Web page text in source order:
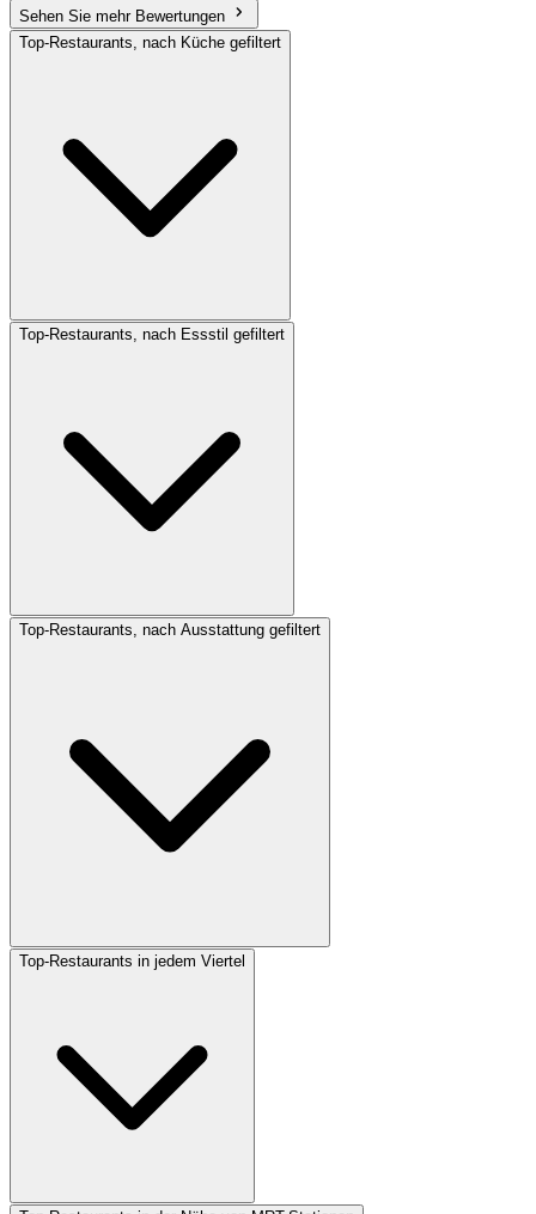
Sehen Sie mehr Bewertungen
Top-Restaurants, nach Küche gefiltert
Top-Restaurants, nach Essstil gefiltert
Top-Restaurants, nach Ausstattung gefiltert
Top-Restaurants in jedem Viertel